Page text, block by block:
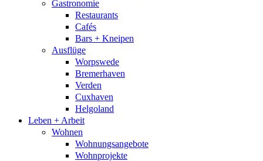
Gastronomie
Restaurants
Cafés
Bars + Kneipen
Ausflüge
Worpswede
Bremerhaven
Verden
Cuxhaven
Helgoland
Leben + Arbeit
Wohnen
Wohnungsangebote
Wohnprojekte